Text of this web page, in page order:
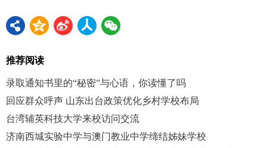
推荐阅读
录取通知书里的“秘密”与心语，你读懂了吗
回应群众呼声 山东出台政策优化乡村学校布局
台湾辅英科技大学来校访问交流
济南西城实验中学与澳门教业中学缔结姊妹学校